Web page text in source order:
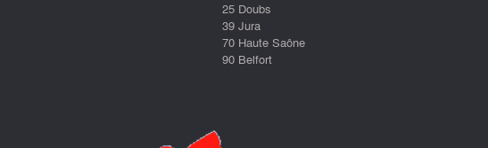
25 Doubs
39 Jura
70 Haute Saône
90 Belfort